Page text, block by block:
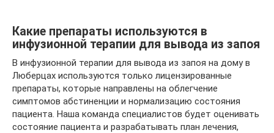
Какие препараты используются в
инфузионной терапии для вывода из запоя
В инфузионной терапии для вывода из запоя на дому в
Люберцах используются только лицензированные
препараты, которые направлены на облегчение
симптомов абстиненции и нормализацию состояния
пациента. Наша команда специалистов будет оценивать
состояние пациента и разрабатывать план лечения,